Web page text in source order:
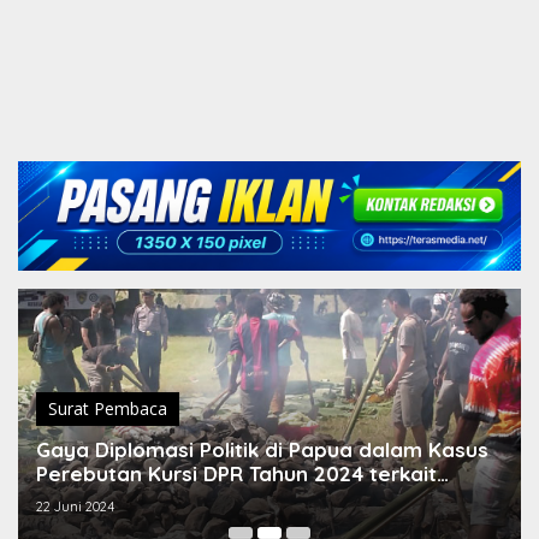
Surat Pembaca
Gaya Diplomasi Politik di Papua dalam Kasus
Perebutan Kursi DPR Tahun 2024 terkait
Prosesi Bakar Batu
22 Juni 2024